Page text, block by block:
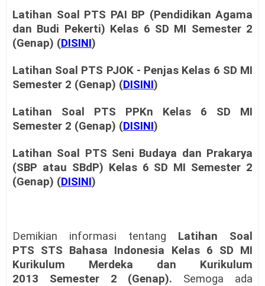
Latihan Soal PTS PAI BP (Pendidikan Agama
dan Budi Pekerti) Kelas 6 SD MI Semester 2
(Genap) (DISINI)
Latihan Soal PTS PJOK - Penjas Kelas 6 SD MI
Semester 2 (Genap) (DISINI)
Latihan Soal PTS PPKn Kelas 6 SD MI
Semester 2 (Genap) (DISINI)
Latihan Soal PTS Seni Budaya dan Prakarya
(SBP atau SBdP) Kelas 6 SD MI Semester 2
(Genap) (DISINI)
Demikian informasi tentang Latihan Soal
PTS STS Bahasa Indonesia Kelas 6 SD MI
Kurikulum Merdeka dan Kurikulum
2013
Semester 2 (Genap). Semoga ada